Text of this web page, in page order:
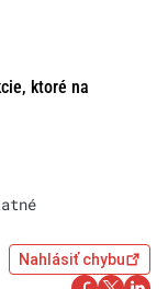
ktoré na
Nahlásiť chybu